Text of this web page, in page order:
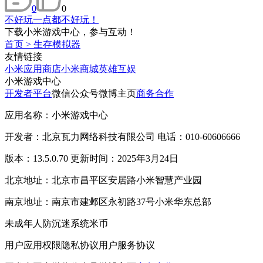
0
0
不好玩一点都不好玩！
下载小米游戏中心，参与互动！
首页 > 生存模拟器
友情链接
小米应用商店小米商城英雄互娱
小米游戏中心
开发者平台微信公众号微博主页商务合作
应用名称：小米游戏中心
开发者：北京瓦力网络科技有限公司 电话：010-60606666
版本：13.5.0.70 更新时间：2025年3月24日
北京地址：北京市昌平区安居路小米智慧产业园
南京地址：南京市建邺区永初路37号小米华东总部
未成年人防沉迷系统米币
用户应用权限隐私协议用户服务协议